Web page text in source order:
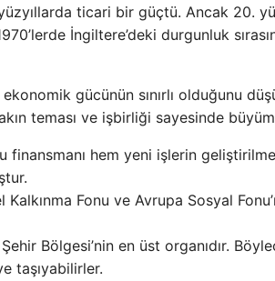
ticari bir güçtü. Ancak 20.
İngiltere’deki durgunluk
gücünün sınırlı olduğunu
teması ve işbirliği sayesinde
finansmanı hem yeni işlerin
Fonu ve Avrupa Sosyal
Bölgesi’nin en üst organıdır.
taşıyabilirler.